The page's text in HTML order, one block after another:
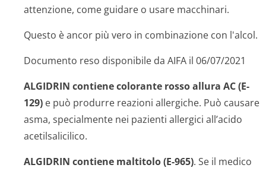
attenzione, come guidare o usare macchinari.
Questo è ancor più vero in combinazione con l'alcol.
Documento reso disponibile da AIFA il 06/07/2021
ALGIDRIN contiene colorante rosso allura AC (E-
129) e può produrre reazioni allergiche. Può causare
asma, specialmente nei pazienti allergici all’acido
acetilsalicilico.
ALGIDRIN contiene maltitolo (E-965). Se il medico